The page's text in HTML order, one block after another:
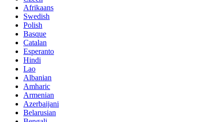
Afrikaans
Swedish
Polish
Basque
Catalan
Esperanto
Hindi
Lao
Albanian
Amharic
Armenian
Azerbaijani
Belarusian